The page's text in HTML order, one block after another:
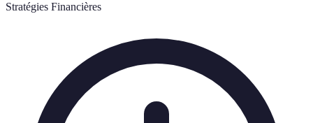
Stratégies Financières